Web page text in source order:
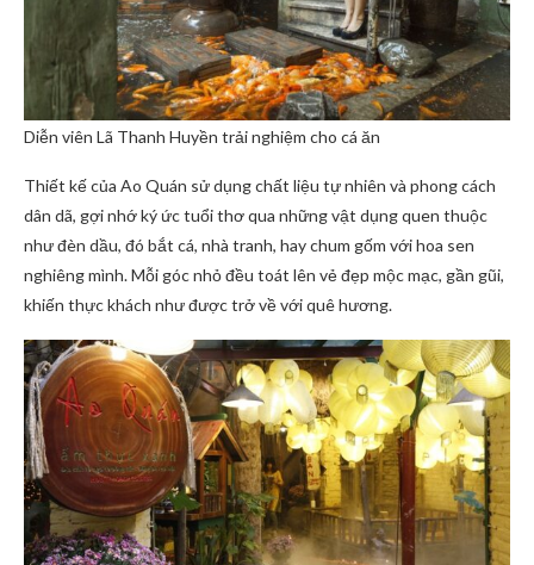
Diễn viên Lã Thanh Huyền trải nghiệm cho cá ăn
Thiết kế của Ao Quán sử dụng chất liệu tự nhiên và phong cách
dân dã, gợi nhớ ký ức tuổi thơ qua những vật dụng quen thuộc
như đèn dầu, đó bắt cá, nhà tranh, hay chum gốm với hoa sen
nghiêng mình. Mỗi góc nhỏ đều toát lên vẻ đẹp mộc mạc, gần gũi,
khiến thực khách như được trở về với quê hương.